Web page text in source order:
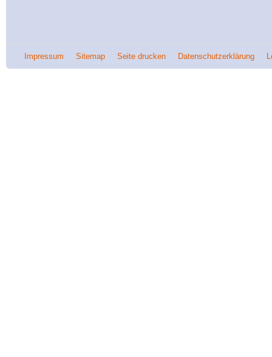
Impressum Sitemap Seite drucken Datenschutzerklärung